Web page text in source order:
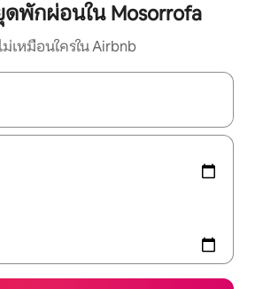
พักผ่อนใน Mosorrofa
หมือนใครใน Airbnb
การสัมผัสหรือปัด เพื่อสำรวจผลการค้นหา